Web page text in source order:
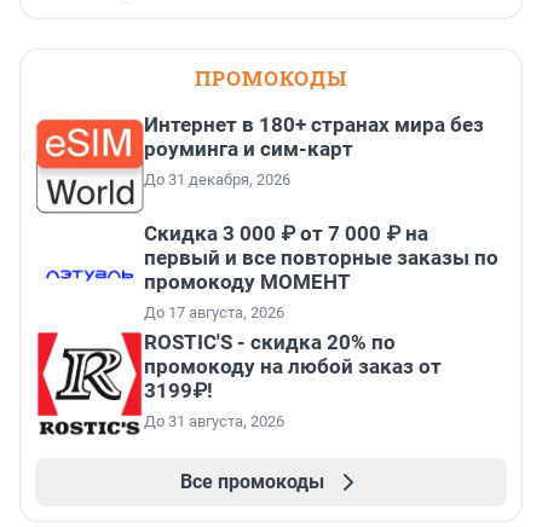
ПРОМОКОДЫ
Интернет в 180+ странах мира без
роуминга и сим-карт
До 31 декабря, 2026
Скидка 3 000 ₽ от 7 000 ₽ на
первый и все повторные заказы по
промокоду МОМЕНТ
До 17 августа, 2026
ROSTIC'S - скидка 20% по
промокоду на любой заказ от
3199₽!
До 31 августа, 2026
Все промокоды